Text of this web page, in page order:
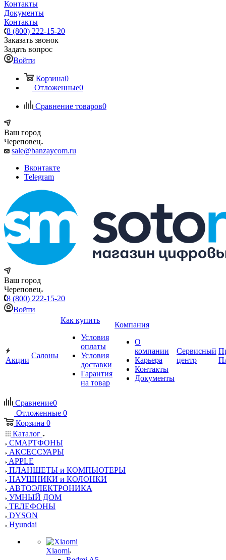
Контакты
Документы
Контакты
8 (800) 222-15-20
Заказать звонок
Задать вопрос
Войти
Корзина0
Отложенные0
Сравнение товаров0
Ваш город
Череповец
sale@banzaycom.ru
Вконтакте
Telegram
Ваш город
Череповец
8 (800) 222-15-20
Войти
Акции
Салоны
Как купить
Условия
оплаты
Условия
доставки
Гарантия
на товар
Компания
О
компании
Карьера
Контакты
Документы
Сервисный
центр
Сравнение0
Отложенные 0
Корзина 0
Каталог
СМАРТФОНЫ
АКСЕССУАРЫ
APPLE
ПЛАНШЕТЫ и КОМПЬЮТЕРЫ
НАУШНИКИ и КОЛОНКИ
АВТОЭЛЕКТРОНИКА
УМНЫЙ ДОМ
ТЕЛЕФОНЫ
DYSON
Hyundai
Xiaomi